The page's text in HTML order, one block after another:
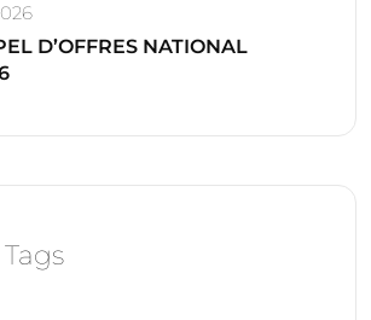
D’OFFRES NATIONAL